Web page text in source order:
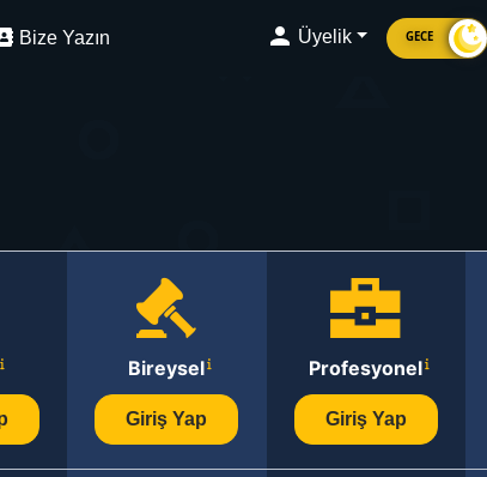
Bize Yazın Üyelik GECE
Bireysel
Giriş Yap
Profesyonel
Giriş Yap